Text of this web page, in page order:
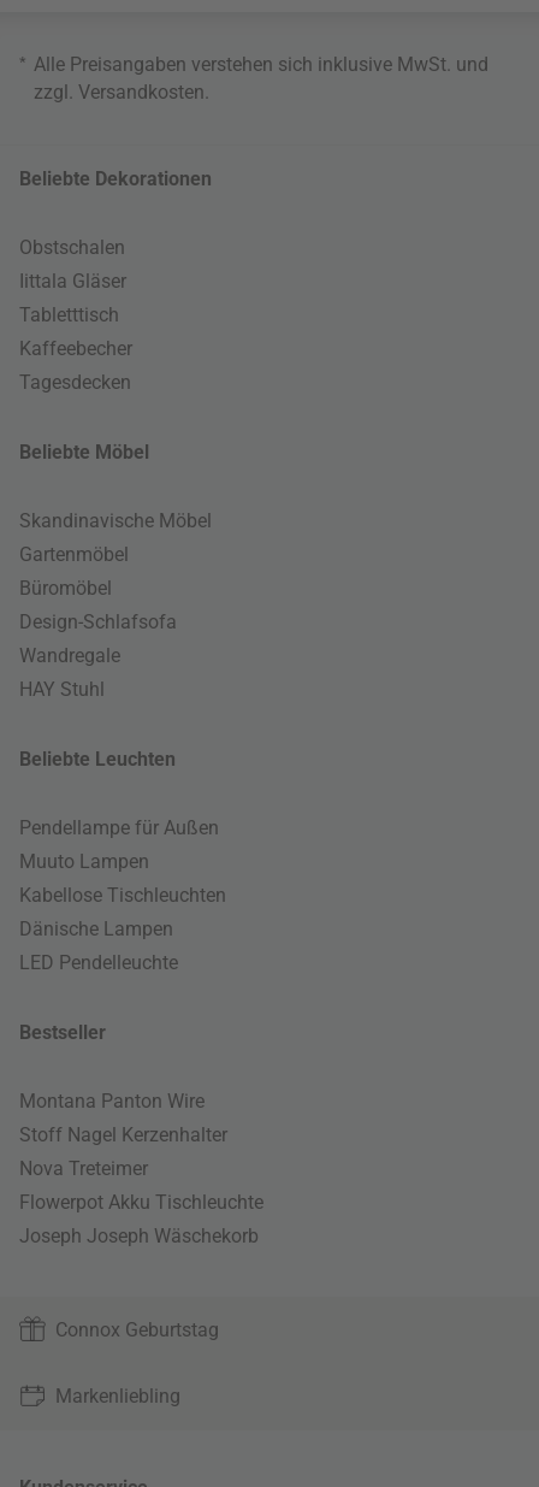
* Alle Preisangaben verstehen sich inklusive MwSt. und
zzgl. Versandkosten
Beliebte Dekorationen
Obstschalen
Iittala Gläser
Tabletttisch
Kaffeebecher
Tagesdecken
Beliebte Möbel
Skandinavische Möbel
Gartenmöbel
Büromöbel
Design-Schlafsofa
Wandregale
HAY Stuhl
Beliebte Leuchten
Pendellampe für Außen
Muuto Lampen
Kabellose Tischleuchten
Dänische Lampen
LED Pendelleuchte
Bestseller
Montana Panton Wire
Stoff Nagel Kerzenhalter
Nova Treteimer
Flowerpot Akku Tischleuchte
Joseph Joseph Wäschekorb
Connox Geburtstag
Markenliebling